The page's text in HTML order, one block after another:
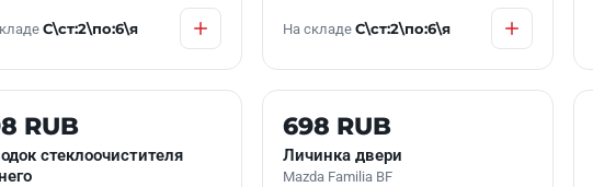
С\ст:2\по:6\я На складе С\ст:2\по:6\я
НАЛИЧИИ
RUB
стеклоочистителя
Б/У В НАЛИЧИИ
698 RUB
Личинка двери
Mazda Familia BF